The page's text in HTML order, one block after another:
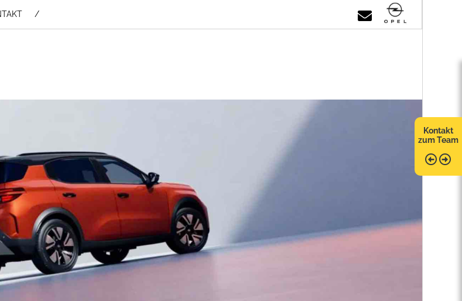
Kontakt
zum Team